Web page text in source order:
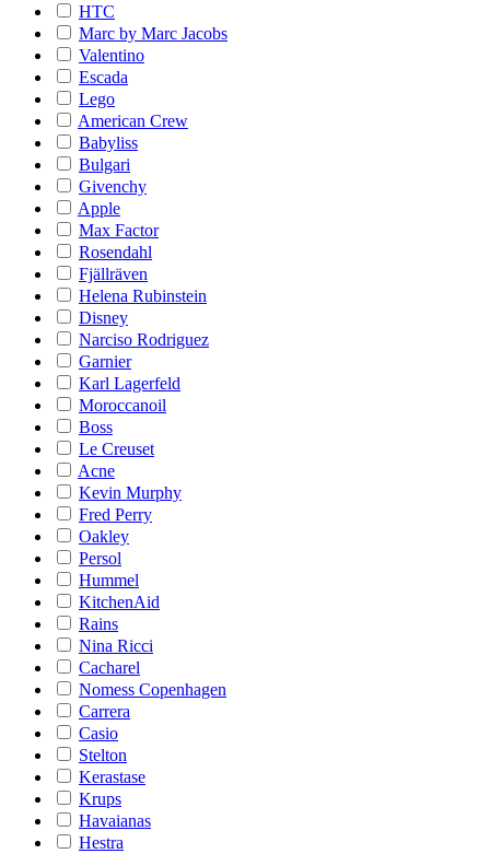
HTC
Marc by Marc Jacobs
Valentino
Escada
Lego
American Crew
Babyliss
Bulgari
Givenchy
Apple
Max Factor
Rosendahl
Fjällräven
Helena Rubinstein
Disney
Narciso Rodriguez
Garnier
Karl Lagerfeld
Moroccanoil
Boss
Le Creuset
Acne
Kevin Murphy
Fred Perry
Oakley
Persol
Hummel
KitchenAid
Rains
Nina Ricci
Cacharel
Nomess Copenhagen
Carrera
Casio
Stelton
Kerastase
Krups
Havaianas
Hestra